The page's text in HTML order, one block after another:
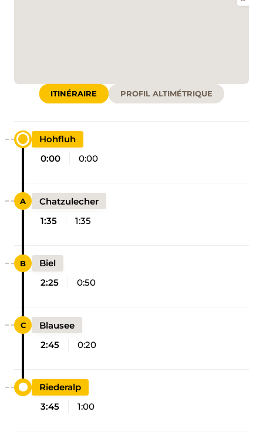
ITINÉRAIRE PROFIL ALTIMÉTRIQUE
Hohfluh
0:00
0:00
Chatzulecher
1:35
1:35
Biel
2:25
0:50
Blausee
2:45
0:20
Riederalp
3:45
1:00